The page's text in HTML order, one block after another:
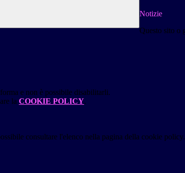
Notizie
Questo sito o
e non è possibile disabilitarli.
la COOKIE POLICY.
consultare l'elenco nella pagina della cookie policy.